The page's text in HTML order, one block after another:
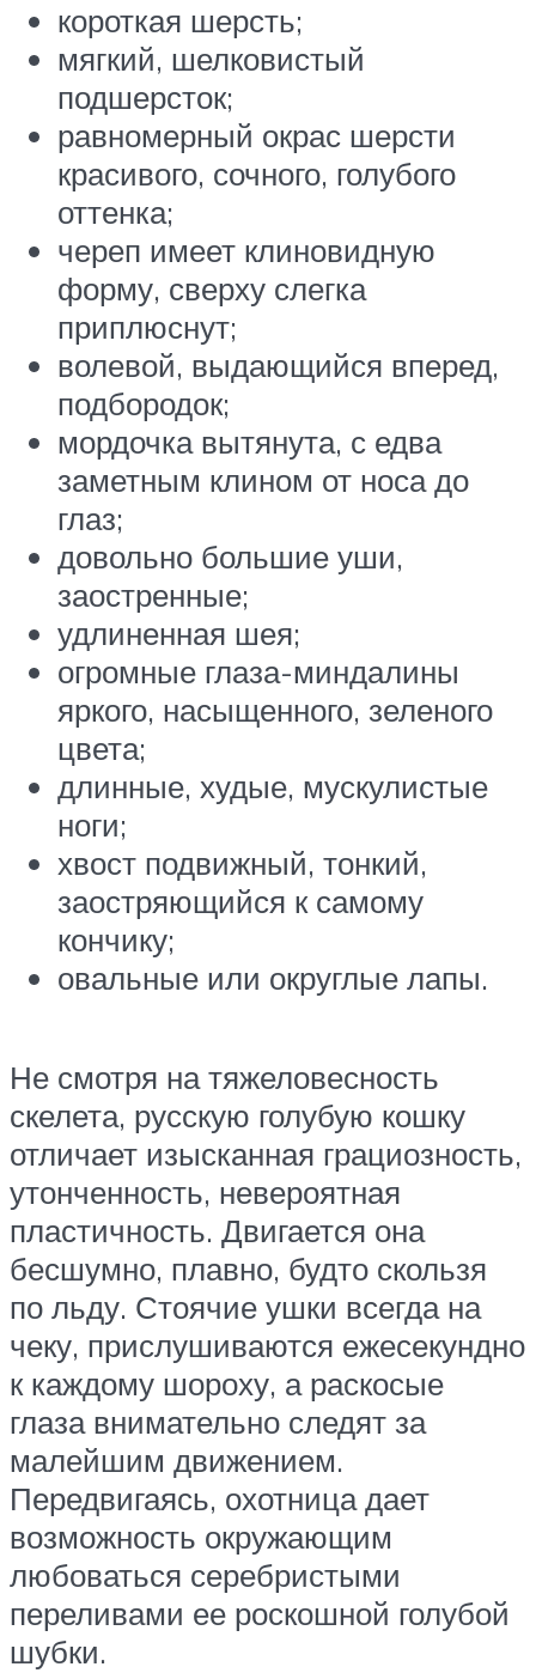
короткая шерсть;
мягкий, шелковистый
подшерсток;
равномерный окрас шерсти
красивого, сочного, голубого
оттенка;
череп имеет клиновидную
форму, сверху слегка
приплюснут;
волевой, выдающийся вперед,
подбородок;
мордочка вытянута, с едва
заметным клином от носа до
глаз;
довольно большие уши,
заостренные;
удлиненная шея;
огромные глаза-миндалины
яркого, насыщенного, зеленого
цвета;
длинные, худые, мускулистые
ноги;
хвост подвижный, тонкий,
заостряющийся к самому
кончику;
овальные или округлые лапы.
Не смотря на тяжеловесность
скелета, русскую голубую кошку
отличает изысканная грациозность,
утонченность, невероятная
пластичность. Двигается она
бесшумно, плавно, будто скользя
по льду. Стоячие ушки всегда на
чеку, прислушиваются ежесекундно
к каждому шороху, а раскосые
глаза внимательно следят за
малейшим движением.
Передвигаясь, охотница дает
возможность окружающим
любоваться серебристыми
переливами ее роскошной голубой
шубки.